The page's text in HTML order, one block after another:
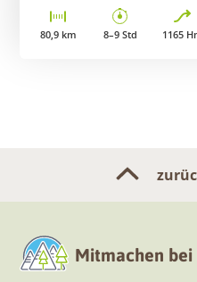
80,9km 8–9 Std 1165
Mitmachen bei